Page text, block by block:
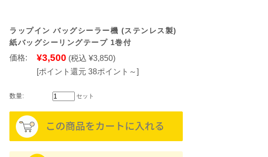
ラップイン バッグシーラー機 (ステンレス製)
紙バッグシーリングテープ 1巻付
価格:
¥3,500 (税込 ¥3,850)
[ポイント還元 38ポイント～]
数量: セット